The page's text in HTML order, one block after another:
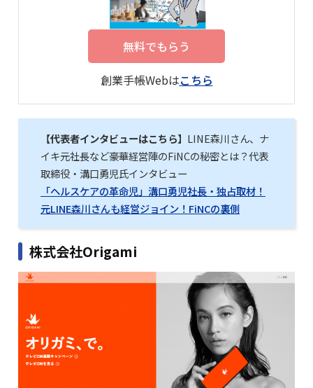
無料でもらう
創業手帳Webはこちら
【代表者インタビューはこちら】 LINE森川さん、ナ
イキ元社長など豪華経営陣のFiNCの秘密とは？代表
取締役・溝口勇児氏インタビュー
「ヘルスケアの革命児」溝口勇児社長・独占取材！
元LINE森川さんも経営ジョイン！FiNCの裏側
株式会社Origami